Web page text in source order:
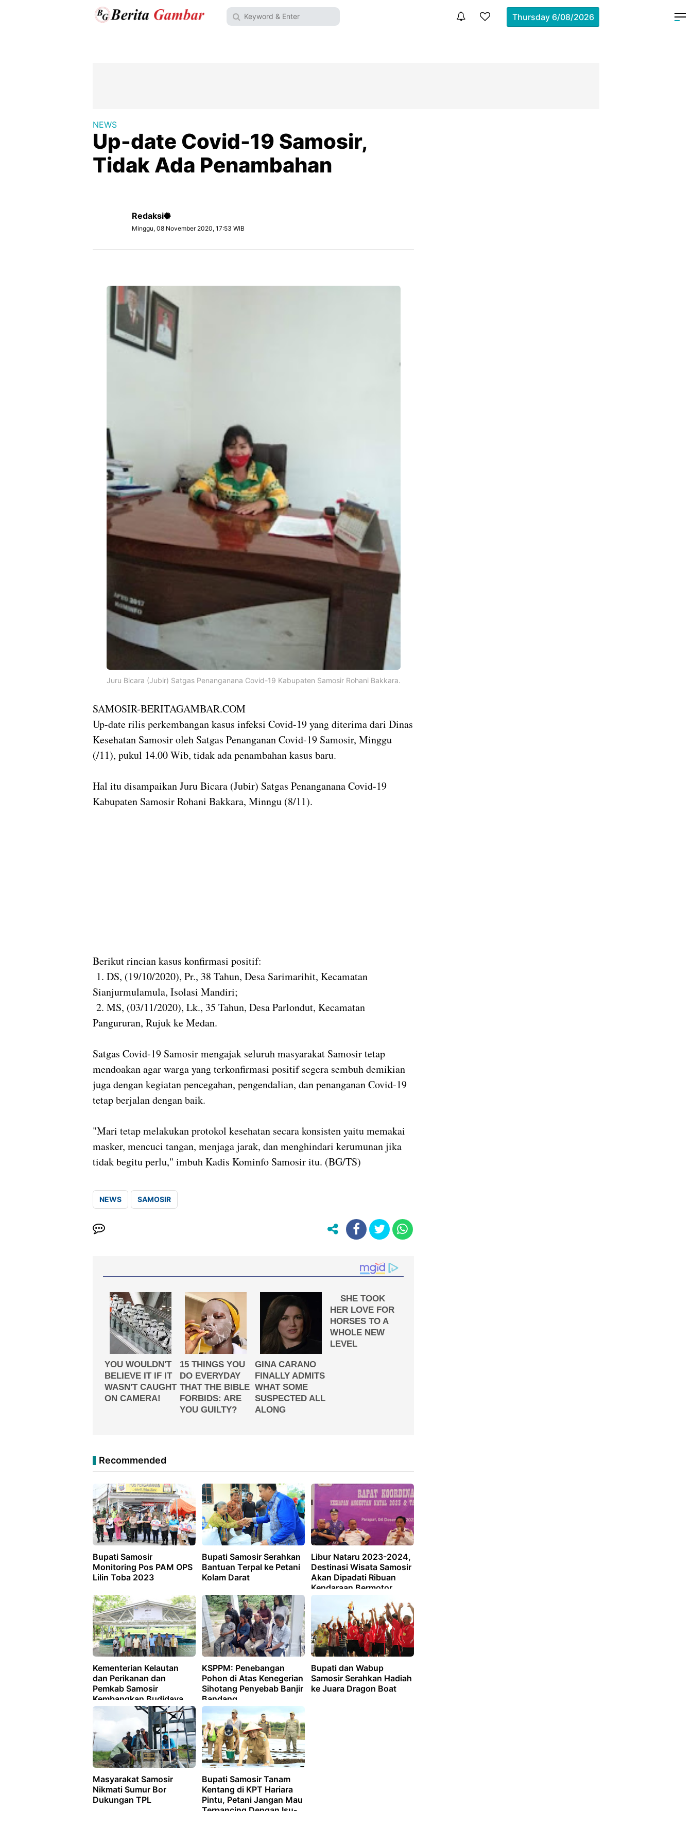
Thursday 6/08/2026
NEWS
Up-date Covid-19 Samosir,
Tidak Ada Penambahan
Redaksi
Minggu, 08 November 2020, 17:53 WIB
Juru Bicara (Jubir) Satgas Penanganana Covid-19 Kabupaten Samosir Rohani Bakkara.
SAMOSIR-BERITAGAMBAR.COM
Up-date rilis perkembangan kasus infeksi Covid-19 yang diterima dari Dinas
Kesehatan Samosir oleh Satgas Penanganan Covid-19 Samosir, Minggu
(/11), pukul 14.00 Wib, tidak ada penambahan kasus baru.
Hal itu disampaikan Juru Bicara (Jubir) Satgas Penanganana Covid-19
Kabupaten Samosir Rohani Bakkara, Minngu (8/11).
Berikut rincian kasus konfirmasi positif:
1. DS, (19/10/2020), Pr., 38 Tahun, Desa Sarimarihit, Kecamatan
Sianjurmulamula, Isolasi Mandiri;
2. MS, (03/11/2020), Lk., 35 Tahun, Desa Parlondut, Kecamatan
Pangururan, Rujuk ke Medan.
Satgas Covid-19 Samosir mengajak seluruh masyarakat Samosir tetap
mendoakan agar warga yang terkonfirmasi positif segera sembuh demikian
juga dengan kegiatan pencegahan, pengendalian, dan penanganan Covid-19
tetap berjalan dengan baik.
"Mari tetap melakukan protokol kesehatan secara konsisten yaitu memakai
masker, mencuci tangan, menjaga jarak, dan menghindari kerumunan jika
tidak begitu perlu," imbuh Kadis Kominfo Samosir itu. (BG/TS)
NEWS SAMOSIR
Recommended
Bupati Samosir
Monitoring Pos PAM OPS
Lilin Toba 2023
Bupati Samosir Serahkan
Bantuan Terpal ke Petani
Kolam Darat
Libur Nataru 2023-2024,
Destinasi Wisata Samosir
Akan Dipadati Ribuan
Kendaraan Bermotor
Kementerian Kelautan
dan Perikanan dan
Pemkab Samosir
Kembangkan Budidaya
Sistim Bioflok
KSPPM: Penebangan
Pohon di Atas Kenegerian
Sihotang Penyebab Banjir
Bandang
Bupati dan Wabup
Samosir Serahkan Hadiah
ke Juara Dragon Boat
Masyarakat Samosir
Nikmati Sumur Bor
Dukungan TPL
Bupati Samosir Tanam
Kentang di KPT Hariara
Pintu, Petani Jangan Mau
Terpancing Dengan Isu-